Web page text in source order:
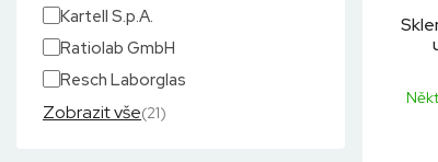
Kartell S.p.A.
Ratiolab GmbH
Resch Laborglas
Zobrazit vše(21)